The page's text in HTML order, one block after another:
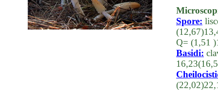
Spore:
Q= (1,51
Basidi: